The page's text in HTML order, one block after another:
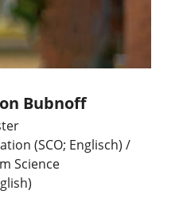
Bubnoff
(SCO; Englisch) /
Science